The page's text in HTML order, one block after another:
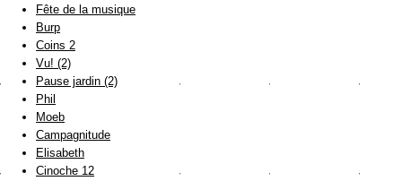
Fête de la musique
Burp
Coins 2
Vu! (2)
Pause jardin (2)
Phil
Moeb
Campagnitude
Elisabeth
Cinoche 12